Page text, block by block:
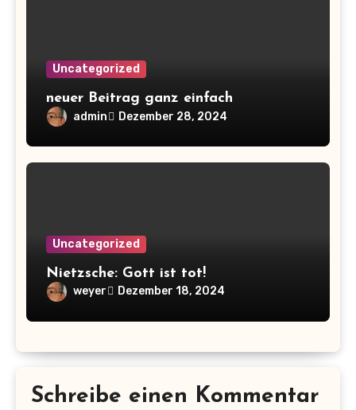
Uncategorized
neuer Beitrag ganz einfach
admin Dezember 28, 2024
Uncategorized
Nietzsche: Gott ist tot!
weyer Dezember 18, 2024
Schreibe einen Kommentar